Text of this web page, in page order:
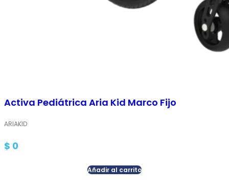
Activa Pediátrica Aria Kid Marco Fijo
ARIAKID
$ 0
Añadir al carrito